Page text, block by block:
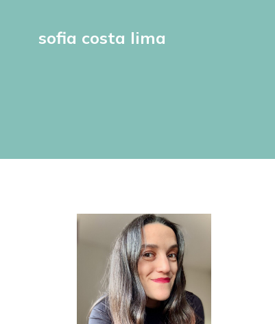
sofia costa lima